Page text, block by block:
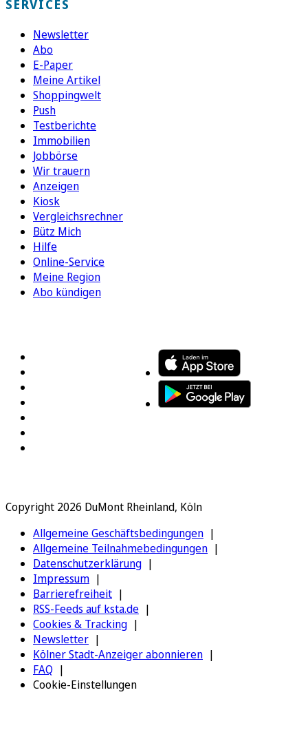
SERVICES
Newsletter
Abo
E-Paper
Meine Artikel
Shoppingwelt
Push
Testberichte
Immobilien
Jobbörse
Wir trauern
Anzeigen
Kiosk
Vergleichsrechner
Bütz Mich
Hilfe
Online-Service
Meine Region
Abo kündigen
Copyright 2026 DuMont Rheinland, Köln
Allgemeine Geschäftsbedingungen
Allgemeine Teilnahmebedingungen
Datenschutzerklärung
Impressum
Barrierefreiheit
RSS-Feeds auf ksta.de
Cookies & Tracking
Newsletter
Kölner Stadt-Anzeiger abonnieren
FAQ
Cookie-Einstellungen